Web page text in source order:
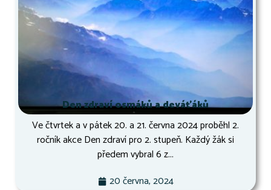
Den zdraví osmáků a deváťáků
Ve čtvrtek a v pátek 20. a 21. června 2024 proběhl 2.
ročník akce Den zdraví pro 2. stupeň. Každý žák si
předem vybral 6 z...
20 června, 2024